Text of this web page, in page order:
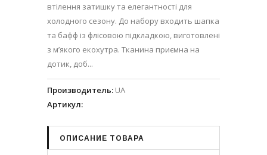
втілення затишку та елегантності для
холодного сезону. До набору входить шапка
та бафф із флісовою підкладкою, виготовлені
з м’якого екохутра. Тканина приємна на
дотик, доб...
Производитель: UA
Артикул:
ОПИСАНИЕ ТОВАРА